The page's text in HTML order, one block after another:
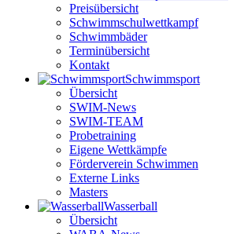
Preis­über­sicht
Schwimm­schul­wett­kampf
Schwimm­bäder
Terminübersicht
Kontakt
Schwimm­sport
Übersicht
SWIM-News
SWIM-TEAM
Probe­training
Eigene Wettkämpfe
Förderverein Schwimmen
Externe Links
Masters
Wasser­ball
Übersicht